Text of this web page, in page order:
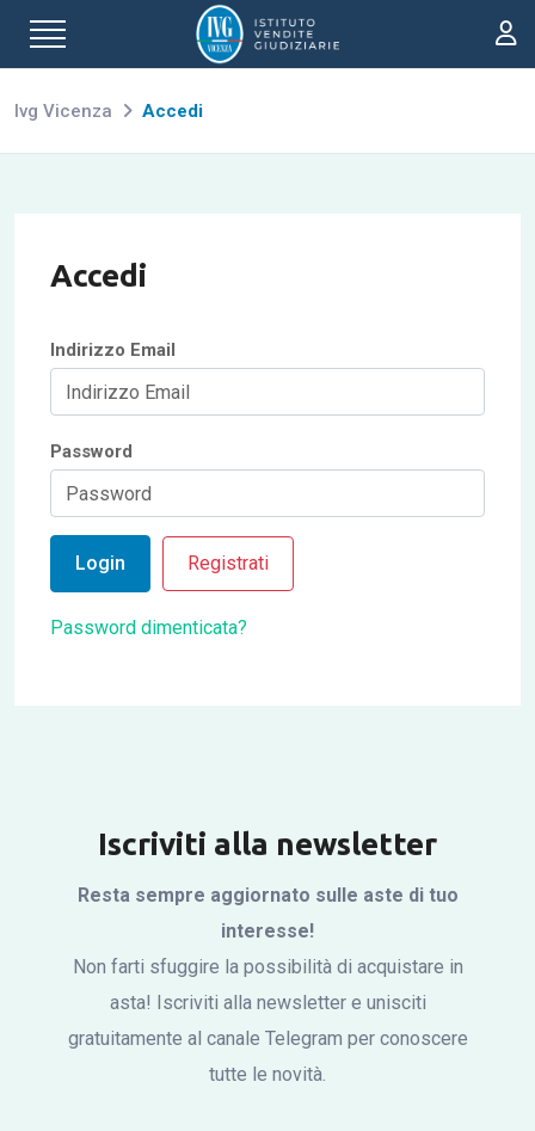
Ivg Vicenza Accedi
Accedi
Indirizzo Email
Password
Login Registrati
Password dimenticata?
Iscriviti alla newsletter
Resta sempre aggiornato sulle aste di tuo
interesse!
Non farti sfuggire la possibilità di acquistare in
asta! Iscriviti alla newsletter e unisciti
gratuitamente al canale Telegram per conoscere
tutte le novità.